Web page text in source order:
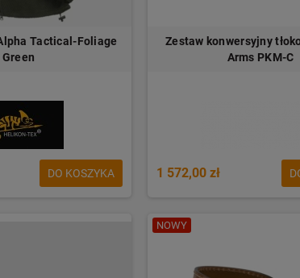
Tactical-Foliage
Green
DO KOSZYKA
Zestaw konwersyjny
Arms PKM-C
1 572,00 zł
NOWY